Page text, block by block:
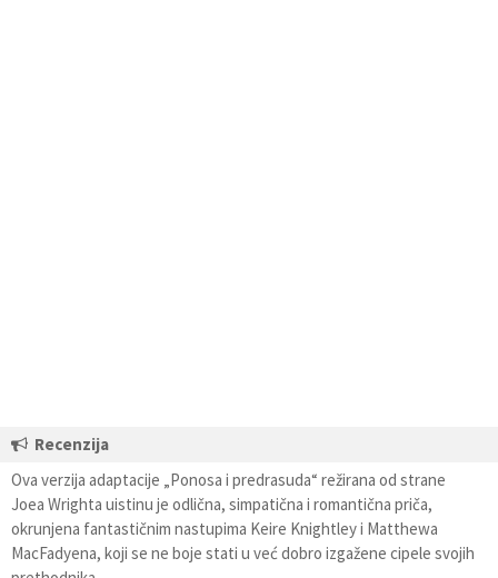
Recenzija
Ova verzija adaptacije „Ponosa i predrasuda“ režirana od strane
Joea Wrighta uistinu je odlična, simpatična i romantična priča,
okrunjena fantastičnim nastupima Keire Knightley i Matthewa
MacFadyena, koji se ne boje stati u već dobro izgažene cipele svojih